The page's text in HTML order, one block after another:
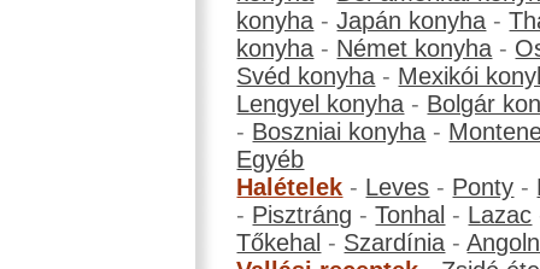
konyha -Japán konyha -
konyha - Német konyha -
Svéd konyha - Mexikói
Lengyel konyha - Bolgár
- Boszniai konyha -
Egyéb
Halételek - Leves - Ponty -
- Pisztráng -Tonhal - Lazac
Tőkehal - Szardínia -